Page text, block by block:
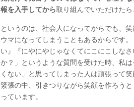
報を入手してから取り組んでいただけたら
というのは、社会人になってからでも、
ウマになってしまうこともあるからです
い』『にやにやじゃなくてにこにこしな
か？」というような質問を受けた時、私
くない」と思ってしまった人は頑張って
緊張の中、引きつりながら笑顔を作ろう
っています。